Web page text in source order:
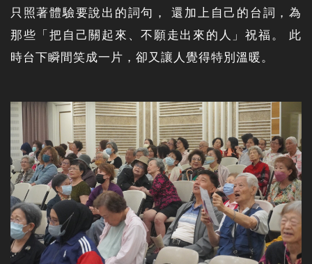
只照著體驗要說出的詞句， 還加上自己的台詞，為
那些「把自己關起來、不願走出來的人」祝福。 此
時台下瞬間笑成一片，卻又讓人覺得特別溫暖。